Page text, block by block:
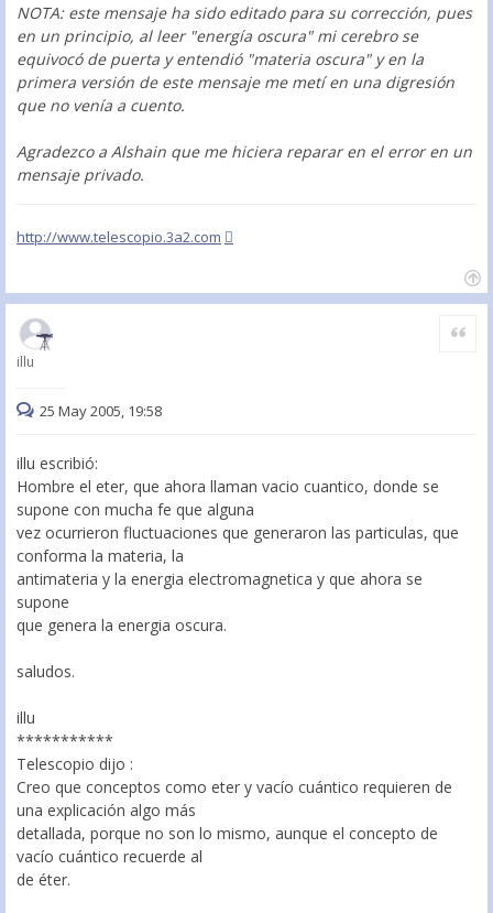
NOTA: este mensaje ha sido editado para su corrección, pues
en un principio, al leer "energía oscura" mi cerebro se
equivocó de puerta y entendió "materia oscura" y en la
primera versión de este mensaje me metí en una digresión
que no venía a cuento.
Agradezco a Alshain que me hiciera reparar en el error en un
mensaje privado.
http://www.telescopio.3a2.com
illu
Citar
25 May 2005, 19:58
illu escribió:
Hombre el eter, que ahora llaman vacio cuantico, donde se
supone con mucha fe que alguna
vez ocurrieron fluctuaciones que generaron las particulas, que
conforma la materia, la
antimateria y la energia electromagnetica y que ahora se
supone
que genera la energia oscura.
saludos.
illu
***********
Telescopio dijo :
Creo que conceptos como eter y vacío cuántico requieren de
una explicación algo más
detallada, porque no son lo mismo, aunque el concepto de
vacío cuántico recuerde al
de éter.